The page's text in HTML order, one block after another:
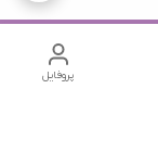
پروفایل